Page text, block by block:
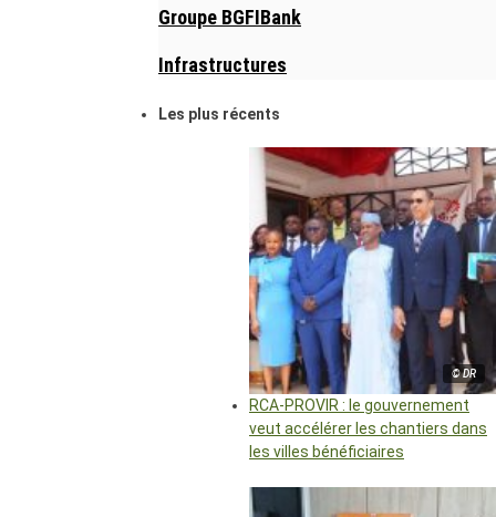
Groupe BGFIBank
Infrastructures
Les plus récents
© DR
RCA-PROVIR : le gouvernement
veut accélérer les chantiers dans
les villes bénéficiaires